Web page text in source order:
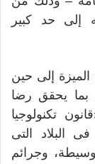
إلى حد كبير
إلى حين
بما يحقق رضا
تكنولوجيا
البلاد التى
وجرائم